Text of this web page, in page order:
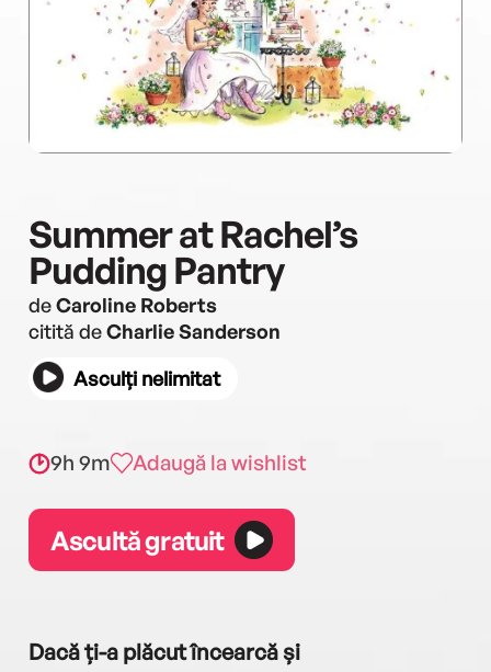
Summer at Rachel’s
Pudding Pantry
deCaroline Roberts
citită deCharlie Sanderson
Asculți nelimitat
9h 9m Adaugă la wishlist
Ascultă gratuit
Dacă ți-a plăcut încearcă și